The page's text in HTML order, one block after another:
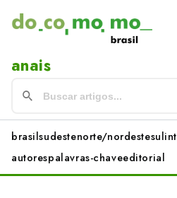
anais
brasilsudestenorte/nordestesulint
autorespalavras-chaveeditorial